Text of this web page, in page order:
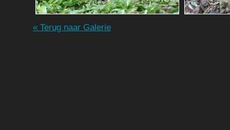
« Terug naar Galerie